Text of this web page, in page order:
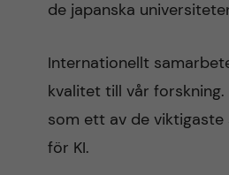
de japanska
Internationellt
kvalitet till vår
som ett av de
för KI.